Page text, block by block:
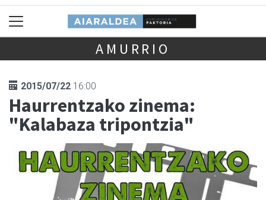
AMURRIO
2015/07/22 16:00
Haurrentzako zinema:
"Kalabaza tripontzia"